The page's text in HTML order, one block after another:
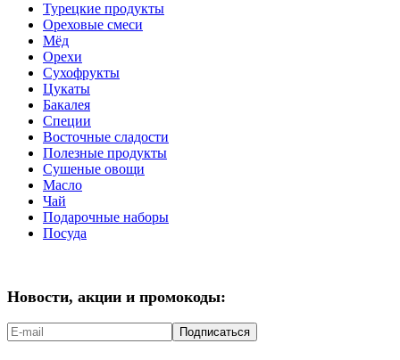
Турецкие продукты
Ореховые смеси
Мёд
Орехи
Сухофрукты
Цукаты
Бакалея
Специи
Восточные сладости
Полезные продукты
Сушеные овощи
Масло
Чай
Подарочные наборы
Посуда
Новости, акции и промокоды:
Подписаться